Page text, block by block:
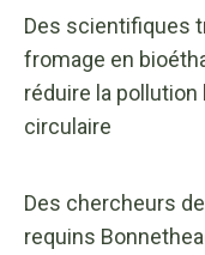
Des scientifiques
fromage en
réduire la pollution
circulaire
Des chercheurs
requins